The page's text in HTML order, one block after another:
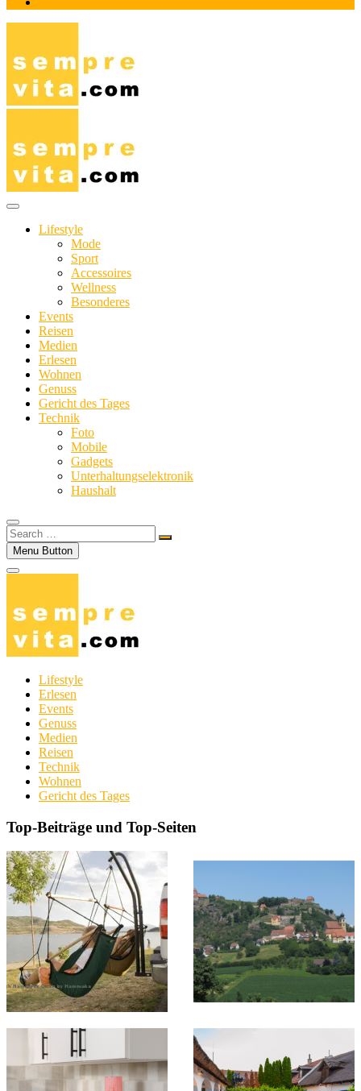
Lifestyle
Mode
Sport
Accessoires
Wellness
Besonderes
Events
Reisen
Medien
Erlesen
Wohnen
Genuss
Gericht des Tages
Technik
Foto
Mobile
Gadgets
Unterhaltungselektronik
Haushalt
Search
…Menu Button
Lifestyle
Erlesen
Events
Genuss
Medien
Reisen
Technik
Wohnen
Gericht des Tages
Top-Beiträge und Top-Seiten